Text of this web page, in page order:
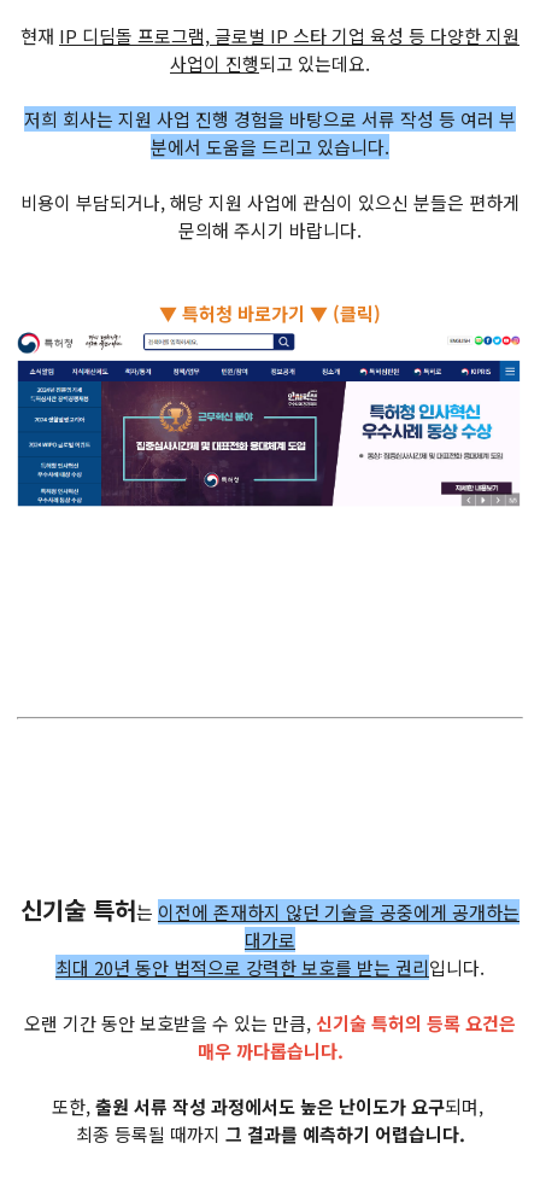
현재 IP 디딤돌 프로그램, 글로벌 IP 스타 기업 육성 등 다양한 지원
사업이 진행되고 있는데요.
저희 회사는 지원 사업 진행 경험을 바탕으로 서류 작성 등 여러 부
분에서 도움을 드리고 있습니다.
비용이 부담되거나, 해당 지원 사업에 관심이 있으신 분들은 편하게
문의해 주시기 바랍니다.
▼ 특허청 바로가기 ▼ (클릭)
신기술 특허는 이전에 존재하지 않던 기술을 공중에게 공개하는
대가로
최대 20년 동안 법적으로 강력한 보호를 받는 권리입니다.
오랜 기간 동안 보호받을 수 있는 만큼, 신기술 특허의 등록 요건은
매우 까다롭습니다.
또한,출원 서류 작성 과정에서도 높은 난이도가 요구되며,
최종 등록될 때까지 그 결과를 예측하기 어렵습니다.